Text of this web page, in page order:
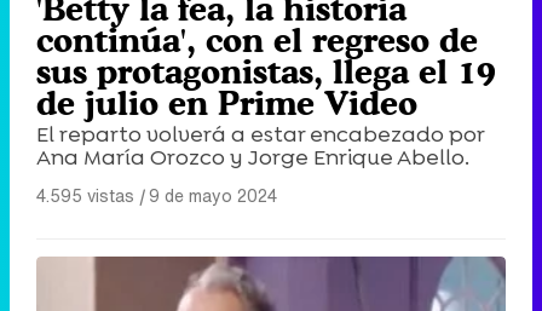
'Betty la fea, la historia
continúa', con el regreso de
sus protagonistas, llega el 19
de julio en Prime Video
El reparto volverá a estar encabezado por
Ana María Orozco y Jorge Enrique Abello.
4.595 vistas |9 de mayo 2024